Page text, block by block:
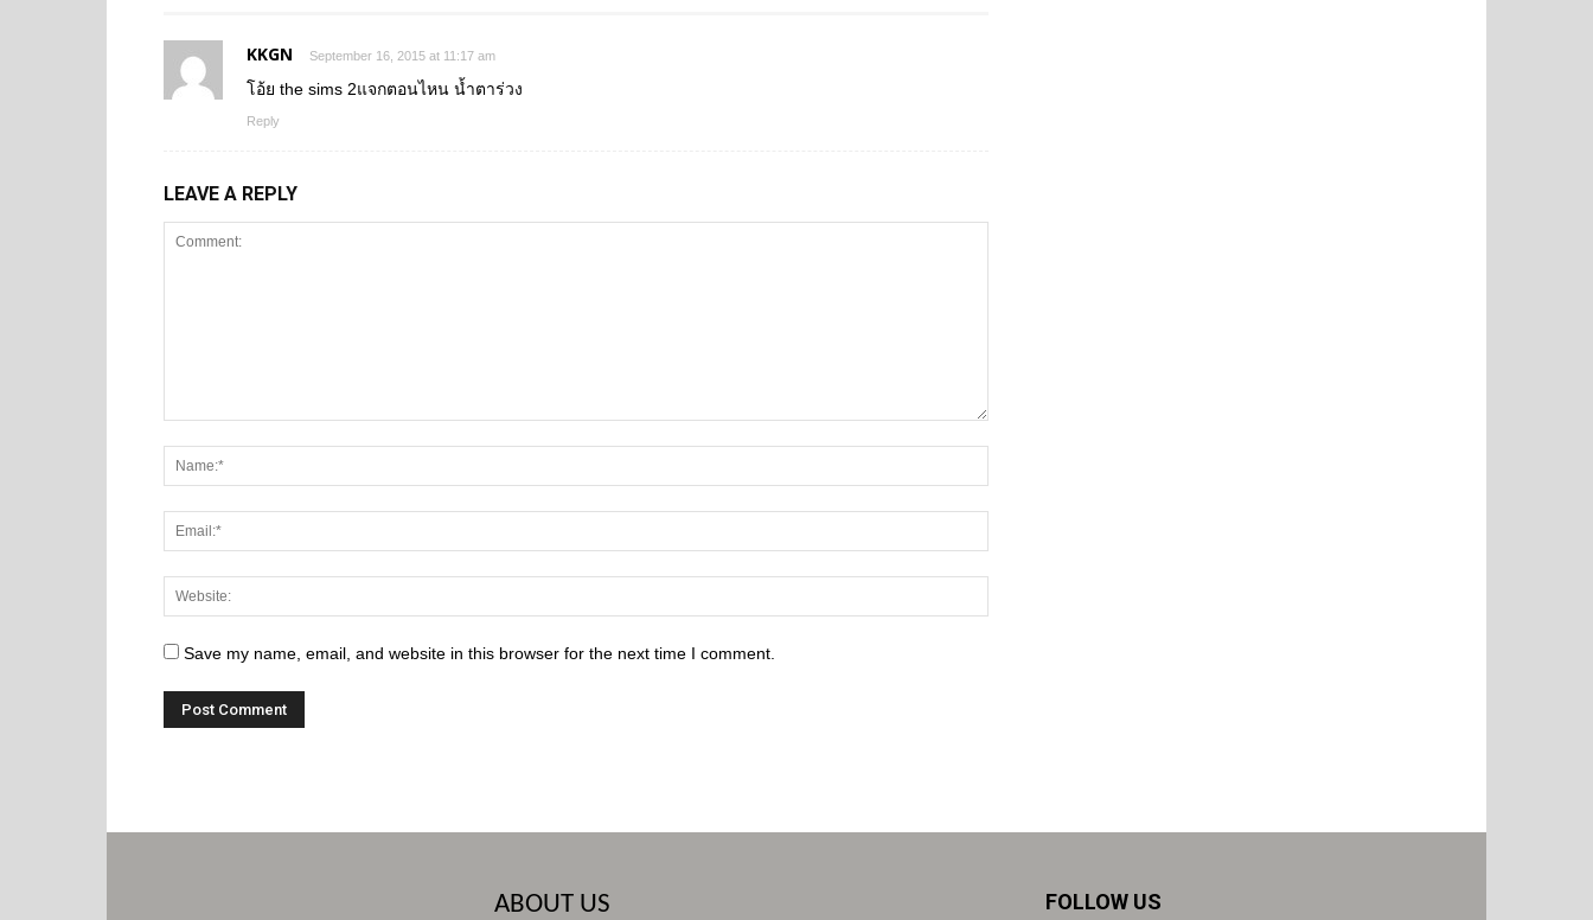
KKGN September 16, 2015 at 11:17 am
โอ้ย the sims 2แจกตอนไหน น้ำตาร่วง
Reply
LEAVE A REPLY
Save my name, email, and website in this browser for the next time I comment.
ABOUT US FOLLOW US